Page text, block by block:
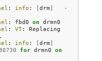
: info : [drm ]
-
: fbd0 on drmn0
: VT:
Replacing
.
: info : [drm ]
for drmn0 on